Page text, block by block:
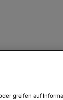
greifen auf